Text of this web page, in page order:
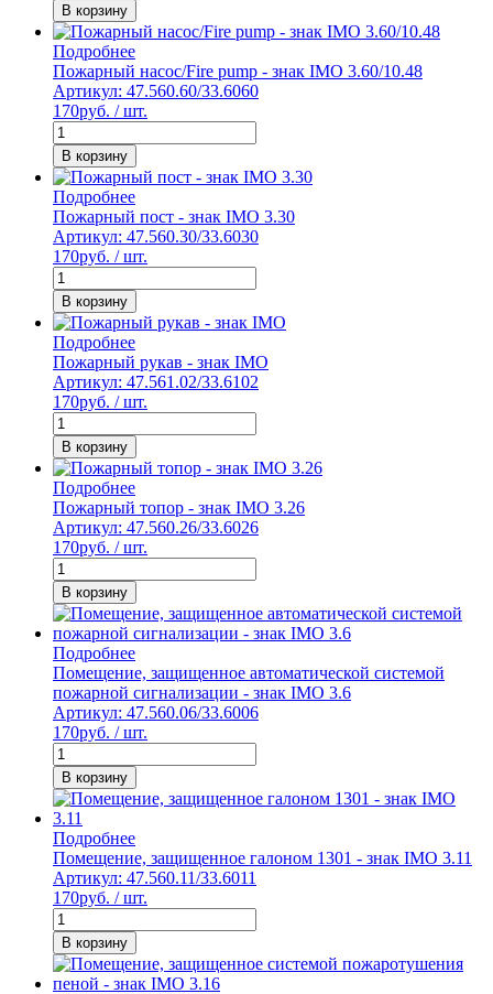
В корзину
Подробнее
Пожарный насос/Fire pump - знак IMO 3.60/10.48
Артикул: 47.560.60/33.6060
170руб. / шт.
В корзину
Подробнее
Пожарный пост - знак IMO 3.30
Артикул: 47.560.30/33.6030
170руб. / шт.
В корзину
Подробнее
Пожарный рукав - знак IMO
Артикул: 47.561.02/33.6102
170руб. / шт.
В корзину
Подробнее
Пожарный топор - знак IMO 3.26
Артикул: 47.560.26/33.6026
170руб. / шт.
В корзину
Подробнее
Помещение, защищенное автоматической системой
пожарной сигнализации - знак IMO 3.6
Артикул: 47.560.06/33.6006
170руб. / шт.
В корзину
Подробнее
Помещение, защищенное галоном 1301 - знак IMO 3.11
Артикул: 47.560.11/33.6011
170руб. / шт.
В корзину